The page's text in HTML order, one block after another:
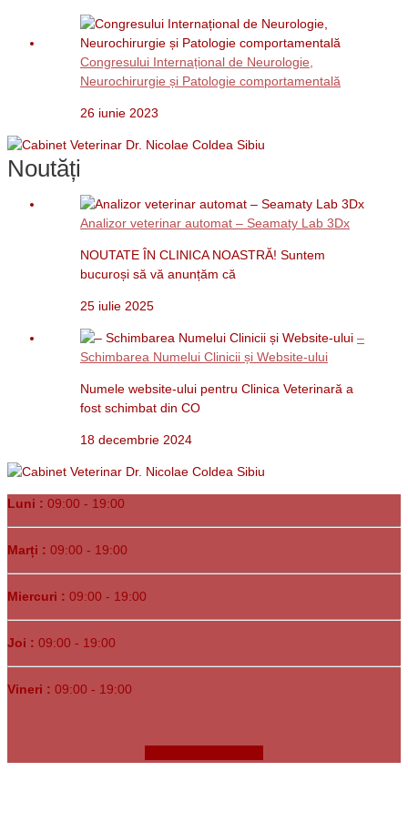
Congresului Internațional de Neurologie,
Neurochirurgie și Patologie comportamentală
26 iunie 2023
Noutăți
Analizor veterinar automat – Seamaty Lab 3Dx
NOUTATE ÎN CLINICA NOASTRĂ! Suntem
bucuroși să vă anunțăm că
25 iulie 2025
–
Schimbarea Numelui Clinicii și Website-ului
Numele website-ului pentru Clinica Veterinară a
fost schimbat din CO
18 decembrie 2024
Luni : 09:00 - 19:00
Marți : 09:00 - 19:00
Miercuri : 09:00 - 19:00
Joi : 09:00 - 19:00
Vineri : 09:00 - 19:00